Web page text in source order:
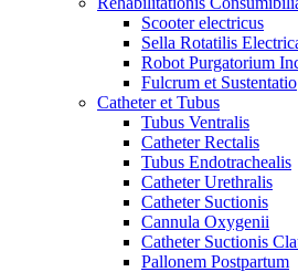
Scooter electricus
Sella Rotatilis
Robot Purgatorium
Fulcrum et Sustentatio
Catheter et Tubus
Tubus Ventralis
Catheter Rectalis
Tubus Endotrachealis
Catheter Urethralis
Catheter Suctionis
Cannula Oxygenii
Catheter Suctionis
Pallonem Postpartum